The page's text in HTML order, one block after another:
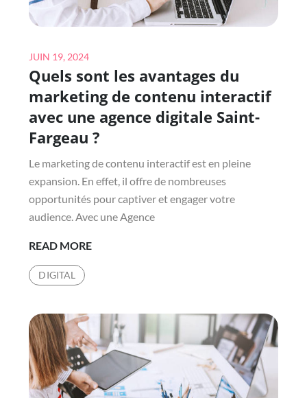
Posted
on
JUIN 19, 2024
Quels sont les avantages du
marketing de contenu interactif
avec une agence digitale Saint-
Fargeau ?
Le marketing de contenu interactif est en pleine
expansion. En effet, il offre de nombreuses
opportunités pour captiver et engager votre
audience. Avec une Agence
READ MOREQUELS
DU
MARKETING
DE
CONTENU
INTERACTIF
DIGITAL